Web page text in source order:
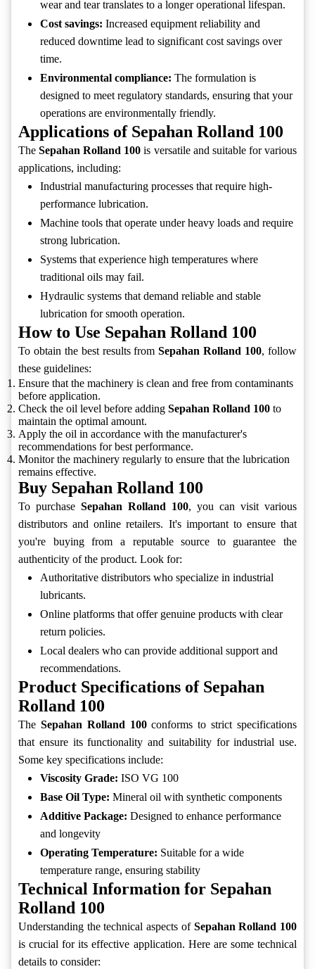
wear and tear translates to a longer operational lifespan.
Cost savings: Increased equipment reliability and
reduced downtime lead to significant cost savings over
time.
Environmental compliance: The formulation is
designed to meet regulatory standards, ensuring that your
operations are environmentally friendly.
Applications of Sepahan Rolland 100
TheSepahan Rolland 100 is versatile and suitable for various
applications, including:
Industrial manufacturing processes that require high-
performance lubrication.
Machine tools that operate under heavy loads and require
strong lubrication.
Systems that experience high temperatures where
traditional oils may fail.
Hydraulic systems that demand reliable and stable
lubrication for smooth operation.
How to Use Sepahan Rolland 100
To obtain the best results fromSepahan Rolland 100, follow
these guidelines:
Ensure that the machinery is clean and free from contaminants
before application.
Check the oil level before adding Sepahan Rolland 100 to
maintain the optimal amount.
Apply the oil in accordance with the manufacturer's
recommendations for best performance.
Monitor the machinery regularly to ensure that the lubrication
remains effective.
Buy Sepahan Rolland 100
To purchase Sepahan Rolland 100, you can visit various
distributors and online retailers. It's important to ensure that
you're buying from a reputable source to guarantee the
authenticity of the product. Look for:
Authoritative distributors who specialize in industrial
lubricants.
Online platforms that offer genuine products with clear
return policies.
Local dealers who can provide additional support and
recommendations.
Product Specifications of Sepahan
Rolland 100
The Sepahan Rolland 100conforms to strict specifications
that ensure its functionality and suitability for industrial use.
Some key specifications include:
Viscosity Grade: ISO VG 100
Base Oil Type: Mineral oil with synthetic components
Additive Package: Designed to enhance performance
and longevity
Operating Temperature: Suitable for a wide
temperature range, ensuring stability
Technical Information for Sepahan
Rolland 100
Understanding the technical aspects of Sepahan Rolland 100
is crucial for its effective application. Here are some technical
details to consider: